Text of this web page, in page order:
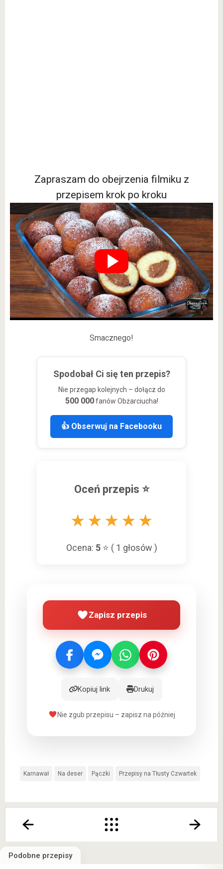
Zapraszam do obejrzenia filmiku z
przepisem krok po kroku
Smacznego!
Spodobał Ci się ten przepis?
Nie przegap kolejnych – dołącz do
500 000fanów Obżarciucha!
👍 Obserwuj na Facebooku
Oceń przepis ⭐
★ ★ ★ ★ ★
Ocena: 5⭐ ( 1 głosów )
Zapisz przepis
Kopiuj link Drukuj
Nie zgub przepisu – zapisz na później
Karnawał Na deser Pączki Przepisy na Tłusty Czwartek
Podobne przepisy